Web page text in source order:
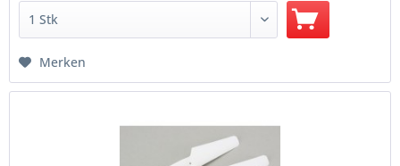
Merken